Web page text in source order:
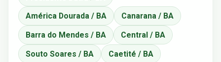
América Dourada / BA Canarana / BA
Barra do Mendes / BA Central / BA
Souto Soares / BA Caetité / BA